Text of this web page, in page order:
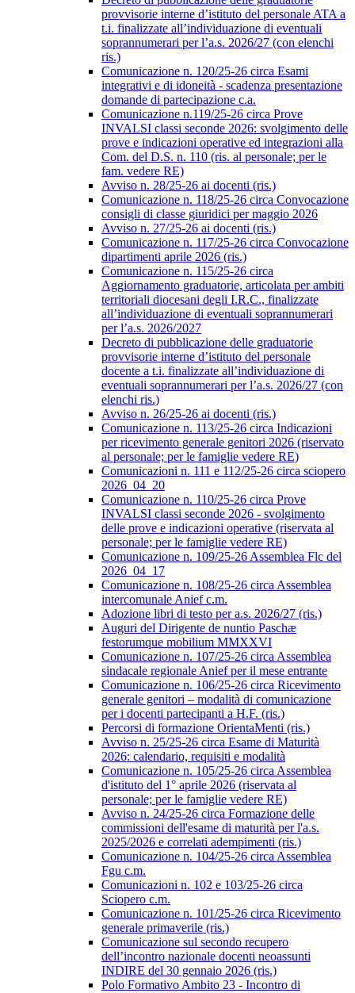
provvisorie interne d’istituto del personale ATA a
t.i. finalizzate all’individuazione di eventuali
soprannumerari per l’a.s. 2026/27 (con elenchi
ris.)
Comunicazione n. 120/25-26 circa Esami
integrativi e di idoneità - scadenza presentazione
domande di partecipazione c.a.
Comunicazione n.119/25-26 circa Prove
INVALSI classi seconde 2026: svolgimento delle
prove e indicazioni operative ed integrazioni alla
Com. del D.S. n. 110 (ris. al personale; per le
fam. vedere RE)
Avviso n. 28/25-26 ai docenti (ris.)
Comunicazione n. 118/25-26 circa Convocazione
consigli di classe giuridici per maggio 2026
Avviso n. 27/25-26 ai docenti (ris.)
Comunicazione n. 117/25-26 circa Convocazione
dipartimenti aprile 2026 (ris.)
Comunicazione n. 115/25-26 circa
Aggiornamento graduatorie, articolata per ambiti
territoriali diocesani degli I.R.C., finalizzate
all’individuazione di eventuali soprannumerari
per l’a.s. 2026/2027
Decreto di pubblicazione delle graduatorie
provvisorie interne d’istituto del personale
docente a t.i. finalizzate all’individuazione di
eventuali soprannumerari per l’a.s. 2026/27 (con
elenchi ris.)
Avviso n. 26/25-26 ai docenti (ris.)
Comunicazione n. 113/25-26 circa Indicazioni
per ricevimento generale genitori 2026 (riservato
al personale; per le famiglie vedere RE)
Comunicazioni n. 111 e 112/25-26 circa sciopero
2026_04_20
Comunicazione n. 110/25-26 circa Prove
INVALSI classi seconde 2026 - svolgimento
delle prove e indicazioni operative (riservata al
personale; per le famiglie vedere RE)
Comunicazione n. 109/25-26 Assemblea Flc del
2026_04_17
Comunicazione n. 108/25-26 circa Assemblea
intercomunale Anief c.m.
Adozione libri di testo per a.s. 2026/27 (ris.)
Auguri del Dirigente de nuntio Paschæ
festorumque mobilium MMXXVI
Comunicazione n. 107/25-26 circa Assemblea
sindacale regionale Anief per il mese entrante
Comunicazione n. 106/25-26 circa Ricevimento
generale genitori – modalità di comunicazione
per i docenti partecipanti a H.F. (ris.)
Percorsi di formazione OrientaMenti (ris.)
Avviso n. 25/25-26 circa Esame di Maturità
2026: calendario, requisiti e modalità
Comunicazione n. 105/25-26 circa Assemblea
d'istituto del 1° aprile 2026 (riservata al
personale; per le famiglie vedere RE)
Avviso n. 24/25-26 circa Formazione delle
commissioni dell'esame di maturità per l'a.s.
2025/2026 e correlati adempimenti (ris.)
Comunicazione n. 104/25-26 circa Assemblea
Fgu c.m.
Comunicazioni n. 102 e 103/25-26 circa
Sciopero c.m.
Comunicazione n. 101/25-26 circa Ricevimento
generale primaverile (ris.)
Comunicazione sul secondo recupero
dell’incontro nazionale docenti neoassunti
INDIRE del 30 gennaio 2026 (ris.)
Polo Formativo Ambito 23 - Incontro di